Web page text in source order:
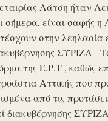
εταιρίας Λάτση ήταν
είναι σαφής η
στην λεηλασία
ΣΥΡΙΖΑ
της Ε.Ρ.Τ , καθώς
Αττικής που
από τις
διακυβέρνησης